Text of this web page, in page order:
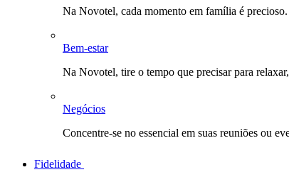
Na Novotel, cada momento em família é
Bem-estar
Na Novotel, tire o tempo que precisar para
Negócios
Concentre-se no essencial em suas reuniões ou
Fidelidade